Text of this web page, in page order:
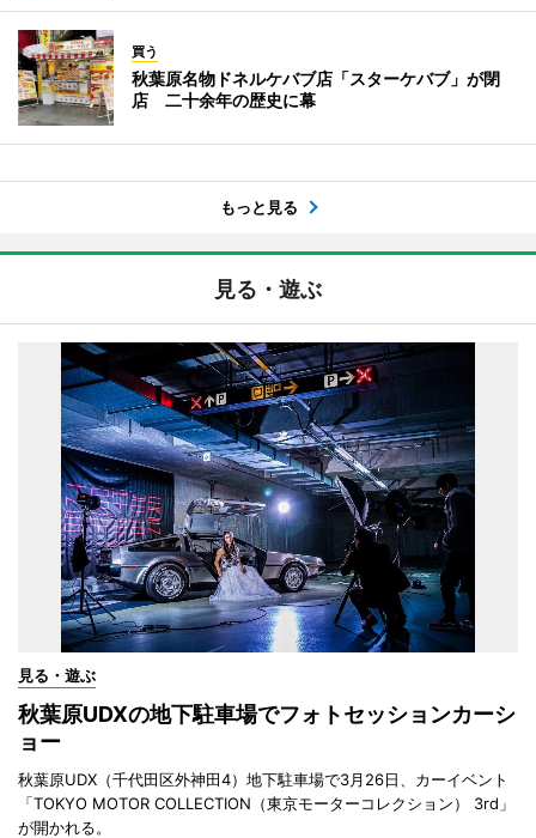
買う
秋葉原名物ドネルケバブ店「スターケバブ」が閉
店 二十余年の歴史に幕
もっと見る
見る・遊ぶ
見る・遊ぶ
秋葉原UDXの地下駐車場でフォトセッションカーシ
ョー
秋葉原UDX（千代田区外神田4）地下駐車場で3月26日、カーイベント
「TOKYO MOTOR COLLECTION（東京モーターコレクション） 3rd」
が開かれる。